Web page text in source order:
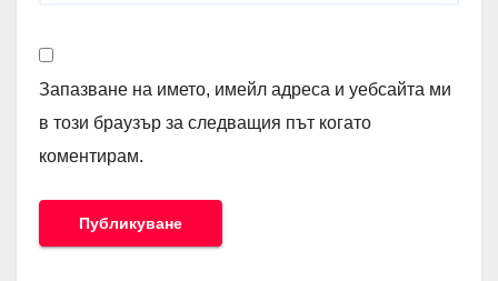
Запазване на името, имейл адреса и уебсайта ми
в този браузър за следващия път когато
коментирам.